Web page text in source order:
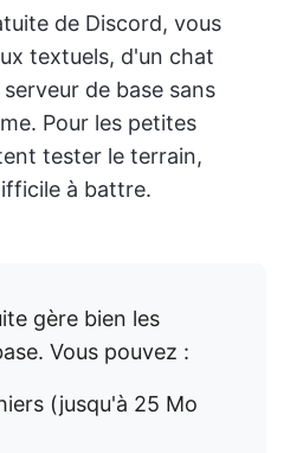
de Discord, vous
textuels, d'un chat
de base sans
Pour les petites
tester le terrain,
à battre.
gère bien les
Vous pouvez :
(jusqu'à 25 Mo